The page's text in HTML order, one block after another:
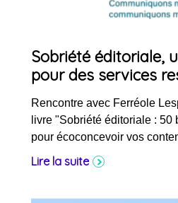
Sobriété éditoriale,
pour des services
Rencontre avec Ferréole
livre "Sobriété éditoriale : 50
pour écoconcevoir vos
Lire la suite